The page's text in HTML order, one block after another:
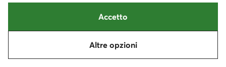
Altre opzioni
Accetto